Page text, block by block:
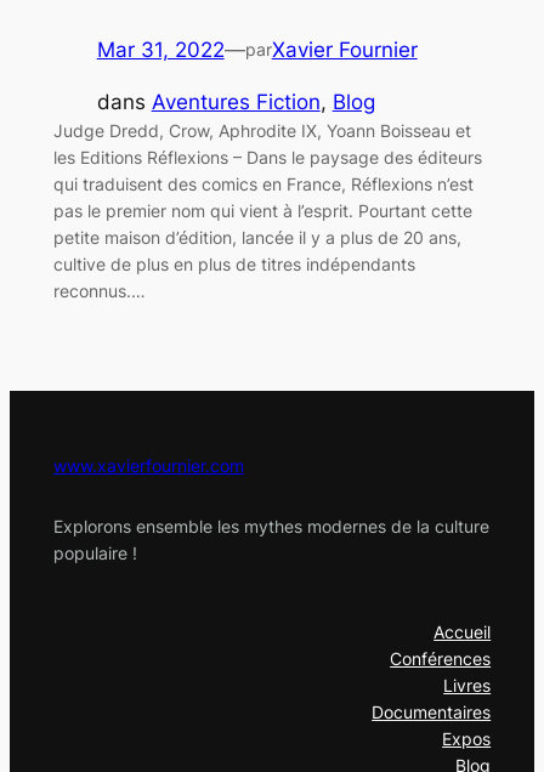
Mar 31, 2022—parXavier Fournier
dans Aventures Fiction, Blog
Judge Dredd, Crow, Aphrodite IX, Yoann Boisseau et
les Editions Réflexions – Dans le paysage des éditeurs
qui traduisent des comics en France, Réflexions n’est
pas le premier nom qui vient à l’esprit. Pourtant cette
petite maison d’édition, lancée il y a plus de 20 ans,
cultive de plus en plus de titres indépendants
reconnus.…
www.xavierfournier.com
Explorons ensemble les mythes modernes de la culture
populaire !
Accueil
Conférences
Livres
Documentaires
Expos
Blog